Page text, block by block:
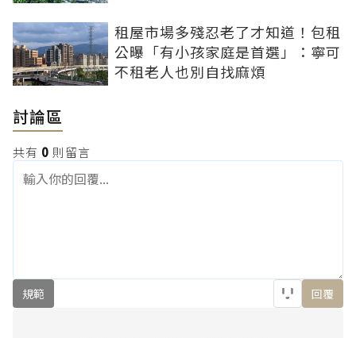
租屋市場多殘忍老了才知道！包租
公曝「有小孩家庭是首選」：寧可
不租老人也別自找麻煩
討論區
共有 0 則留言
規範 回覆